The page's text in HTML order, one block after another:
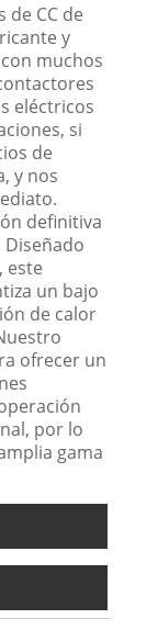
de CC de
y
muchos
eléctricos
si
de
y nos
definitiva
este
un bajo
de calor
ofrecer un
por lo
gama